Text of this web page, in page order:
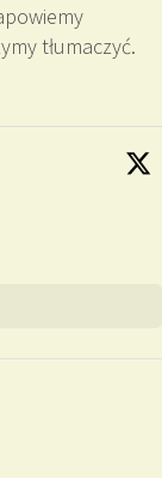
tłumaczyć.